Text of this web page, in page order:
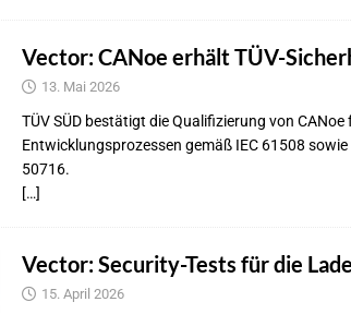
Vector: CANoe erhält TÜV-
13. Mai 2026
TÜV SÜD bestätigt die Qualifizierung von CANoe
Entwicklungsprozessen gemäß IEC 61508 sowie
50716.
[…]
Vector: Security-Tests für die
15. April 2026